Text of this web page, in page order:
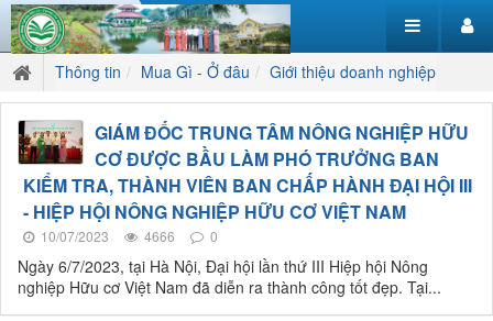
Thông tin Mua Gì - Ở đâu Giới thiệu doanh nghiệp
GIÁM ĐỐC TRUNG TÂM NÔNG NGHIỆP HỮU
CƠ ĐƯỢC BẦU LÀM PHÓ TRƯỞNG BAN
KIỂM TRA, THÀNH VIÊN BAN CHẤP HÀNH ĐẠI HỘI III
- HIỆP HỘI NÔNG NGHIỆP HỮU CƠ VIỆT NAM
10/07/2023 4666 0
Ngày 6/7/2023, tại Hà Nội, Đại hội lần thứ III Hiệp hội Nông
nghiệp Hữu cơ Việt Nam đã diễn ra thành công tốt đẹp. Tại...